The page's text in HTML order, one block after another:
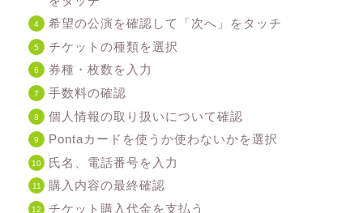
希望の公演を確認して「次へ」をタッチ
チケットの種類を選択
券種・枚数を入力
手数料の確認
個人情報の取り扱いについて確認
Pontaカードを使うか使わないかを選択
氏名、電話番号を入力
購入内容の最終確認
チケット購入代金を支払う